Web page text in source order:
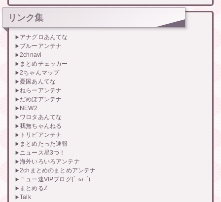
リンク集
アナグロあんてな
ブルーアンテナ
2chnavi
まとめチェッカー
2ちゃんマップ
憂国あんてな
ねらーアンテナ
だめぽアンテナ
NEW2
ワロタあんてな
我無ちゃんねる
トリビアンテナ
まとめたった速報
ニュース星3つ！
海外いろいろアンテナ
2chまとめのまとめアンテナ
ニュー速VIPブログ(`･ω･´)
まとめるZ
Talk